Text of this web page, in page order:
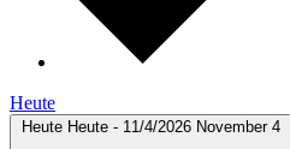
Heute
Heute Heute - 11/4/2026 November 4